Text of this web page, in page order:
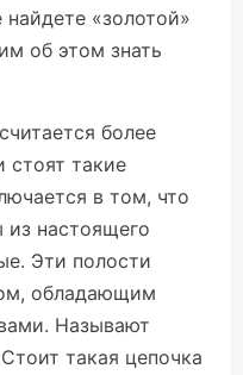
«золотой»
об этом знать
более
стоят такие
в том, что
из настоящего
Эти полости
обладающим
Называют
такая цепочка